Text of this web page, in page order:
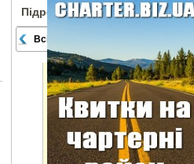
Підрозділи
Всі міста